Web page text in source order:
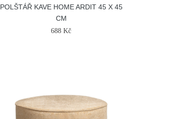
POLŠTÁŘ KAVE HOME ARDIT 45 X 45
CM
688 Kč